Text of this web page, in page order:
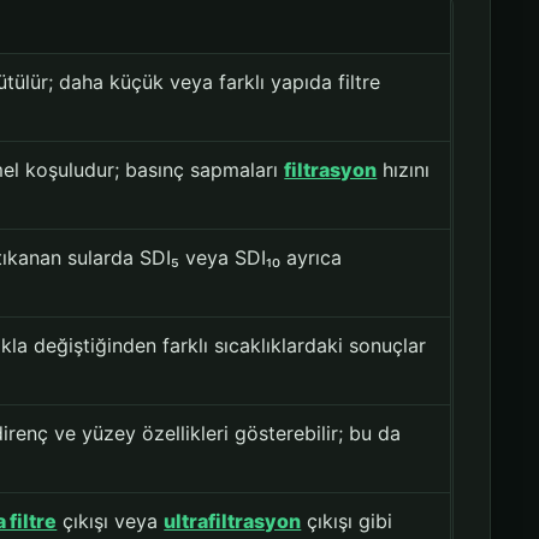
daha küçük veya farklı yapıda filtre
koşuludur; basınç sapmalarıfiltrasyon hızını
sularda SDI₅ veya SDI₁₀ ayrıca
değiştiğinden farklı sıcaklıklardaki sonuçlar
ve yüzey özellikleri gösterebilir; bu da
filtre çıkışı veya ultrafiltrasyon çıkışı gibi